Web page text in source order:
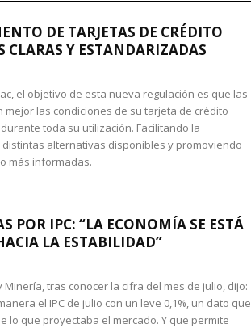
DE TARJETAS DE CRÉDITO
CLARAS Y ESTANDARIZADAS
el objetivo de esta nueva regulación es que las
las condiciones de su tarjeta de crédito
toda su utilización. Facilitando la
alternativas disponibles y promoviendo
más informadas.
POR IPC: “LA ECONOMÍA SE ESTÁ
LA ESTABILIDAD”
Minería, tras conocer la cifra del mes de julio, dijo:
el IPC de julio con un leve 0,1%, un dato que
lo que proyectaba el mercado. Y que permite